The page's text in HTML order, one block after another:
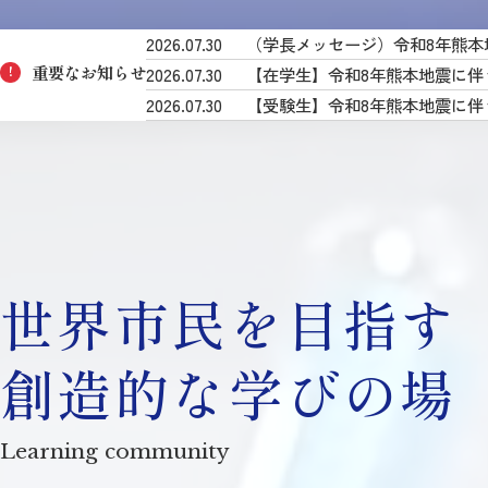
! 重要なお知らせ
2026.07.30
（学長メッセージ）令和8年熊
2026.07.30
【在学生】令和8年熊本地震に
2026.07.30
【受験生】令和8年熊本地震に
世界市民を目指す
創造的な学びの場
Learning community